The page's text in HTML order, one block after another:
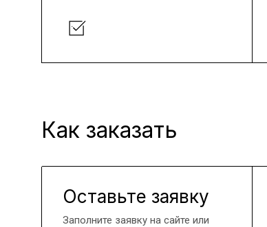
Как заказать
Оставьте заявку
Заполните заявку на сайте или